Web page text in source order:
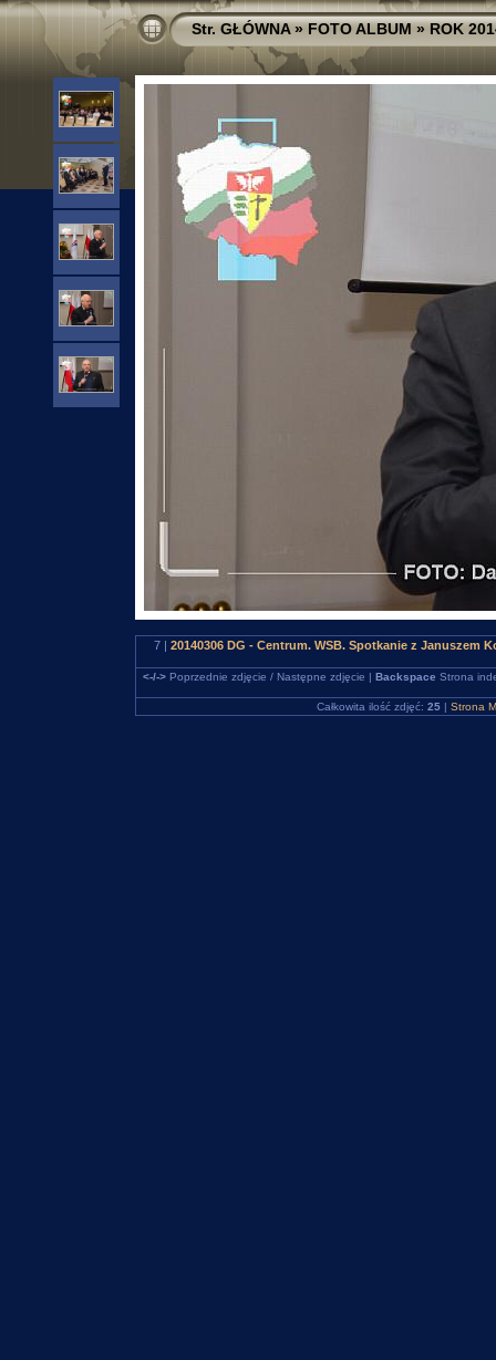
Str. GŁÓWNA»FOTO ALBUM»ROK
7 | 20140306 DG - Centrum. WSB. Spotkanie z
<-/->Poprzednie zdjęcie / Następne zdjęcie | Backspace Strona
Całkowita ilość zdjęć: 25 | Strona